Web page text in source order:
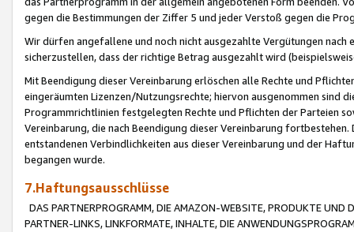
gegen die Bestimmungen der Ziffer 5 und jeder Verstoß gegen die
Wir dürfen angefallene und noch nicht ausgezahlte Vergütungen
sicherzustellen, dass der richtige Betrag ausgezahlt wird
Mit Beendigung dieser Vereinbarung erlöschen alle Rechte und
eingeräumten Lizenzen/Nutzungsrechte; hiervon ausgenommen sind
Programmrichtlinien festgelegten Rechte und Pflichten der Parteien
Vereinbarung, die nach Beendigung dieser Vereinbarung
entstandenen Verbindlichkeiten aus dieser Vereinbarung und der
begangen wurde.
7.Haftungsausschlüsse
DAS PARTNERPROGRAMM, DIE AMAZON-WEBSITE, PRODUKTE UND
PARTNER-LINKS, LINKFORMATE, INHALTE, DIE